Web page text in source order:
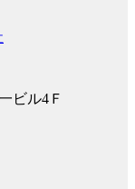
ビル4Ｆ